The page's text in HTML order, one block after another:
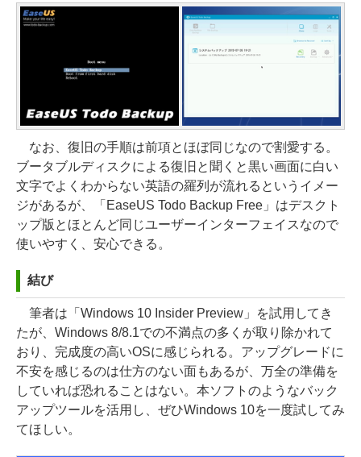
なお、復旧の手順は前項とほぼ同じなので割愛する。
ブータブルディスクによる復旧と聞くと黒い画面に白い
文字でよくわからない英語の羅列が流れるというイメー
ジがあるが、「EaseUS Todo Backup Free」はデスクト
ップ版とほとんど同じユーザーインターフェイスなので
使いやすく、安心できる。
結び
筆者は「Windows 10 Insider Preview」を試用してき
たが、Windows 8/8.1での不満点の多くが取り除かれて
おり、完成度の高いOSに感じられる。アップグレードに
不安を感じるのは仕方のない面もあるが、万全の準備を
していれば恐れることはない。本ソフトのようなバック
アップツールを活用し、ぜひWindows 10を一度試してみ
てほしい。